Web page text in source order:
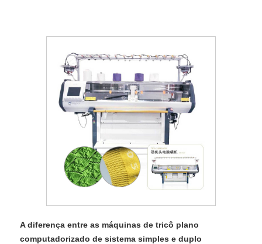
A diferença entre as máquinas de tricô plano
computadorizado de sistema simples e duplo